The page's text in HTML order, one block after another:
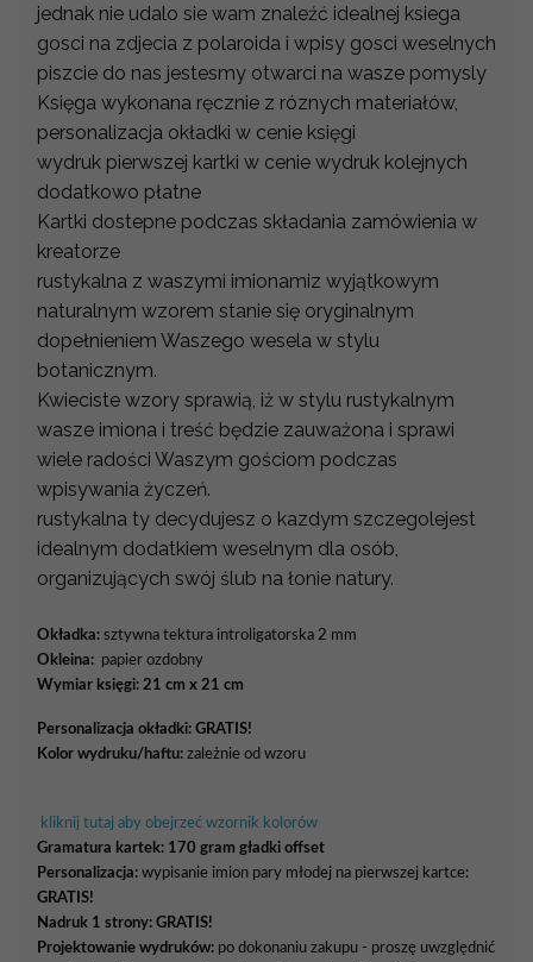
jednak nie udalo sie wam znaleźć idealnej ksiega
gosci na zdjecia z polaroida i wpisy gosci weselnych
piszcie do nas jestesmy otwarci na wasze pomysly
Księga wykonana ręcznie z róznych materiałów,
personalizacja okładki w cenie księgi
wydruk pierwszej kartki w cenie wydruk kolejnych
dodatkowo płatne
Kartki dostepne podczas składania zamówienia w
kreatorze
rustykalna z waszymi imionamiz wyjątkowym
naturalnym wzorem stanie się oryginalnym
dopełnieniem Waszego wesela w stylu
botanicznym.
Kwieciste wzory sprawią, iż w stylu rustykalnym
wasze imiona i treść będzie zauważona i sprawi
wiele radości Waszym gościom podczas
wpisywania życzeń.
rustykalna ty decydujesz o kazdym szczegolejest
idealnym dodatkiem weselnym dla osób,
organizujących swój ślub na łonie natury.
Okładka: sztywna tektura introligatorska 2 mm
Okleina: papier ozdobny
Wymiar księgi: 21 cm x 21 cm
Personalizacja okładki: GRATIS!
Kolor wydruku/haftu: zależnie od wzoru
kliknij tutaj aby obejrzeć wzornik kolorów
Gramatura kartek: 170 gram gładki offset
Personalizacja: wypisanie imion pary młodej na pierwszej kartce:
GRATIS!
Nadruk 1 strony: GRATIS!
Projektowanie wydruków: po dokonaniu zakupu - proszę uwzględnić